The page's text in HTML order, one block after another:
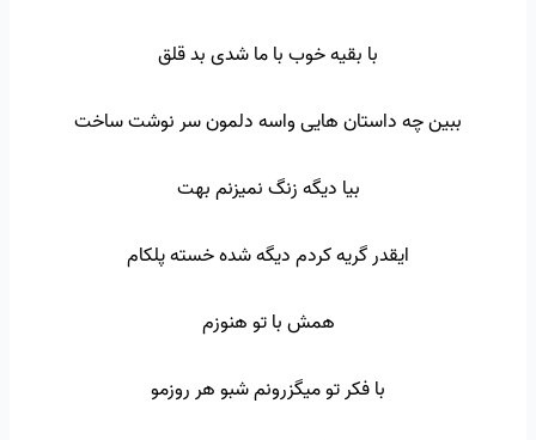
با بقیه خوب با ما شدی بد قلق
ببین چه داستان هایی واسه دلمون سر نوشت ساخت
بیا دیگه زنگ نمیزنم بهت
ایقدر گریه کردم دیگه شده خسته پلکام
همش با تو هنوزم
با فکر تو میگزرونم شبو هر روزمو